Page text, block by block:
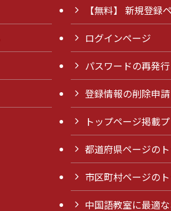
【無料】 新規登録
ログインページ
パスワードの再発行
登録情報の削除申
トップページ掲載
都道府県ページの
市区町村ページの
中国語教室に最適